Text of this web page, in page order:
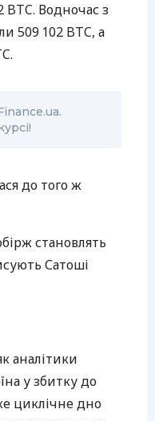
Водночас з
509 102 BTC, а
до того ж
становлять
Сатоші
аналітики
у збитку до
циклічне дно